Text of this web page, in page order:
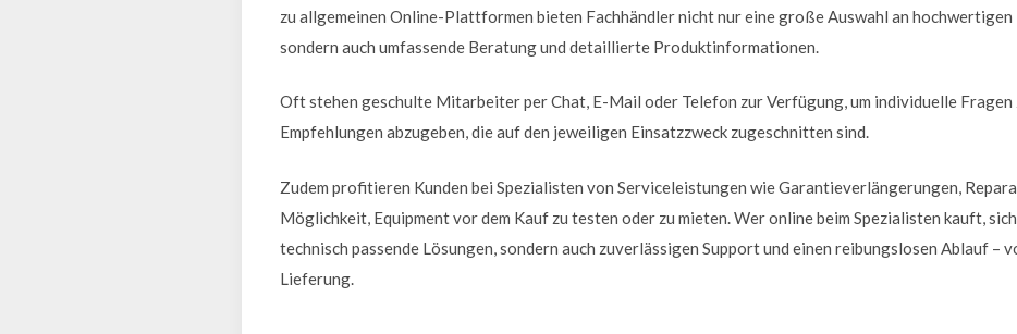
zu allgemeinen Online-Plattformen bieten Fachhändler nicht nur eine große Auswahl an hochwertigen
sondern auch umfassende Beratung und detaillierte Produktinformationen.
Oft stehen geschulte Mitarbeiter per Chat, E-Mail oder Telefon zur Verfügung, um individuelle Fragen
Empfehlungen abzugeben, die auf den jeweiligen Einsatzzweck zugeschnitten sind.
Zudem profitieren Kunden bei Spezialisten von Serviceleistungen wie Garantieverlängerungen,
Möglichkeit, Equipment vor dem Kauf zu testen oder zu mieten. Wer online beim Spezialisten kauft,
technisch passende Lösungen, sondern auch zuverlässigen Support und einen reibungslosen Ablauf –
Lieferung.